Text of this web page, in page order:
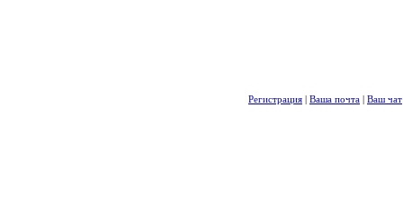
Регистрация | Ваша почта | Ваш чат